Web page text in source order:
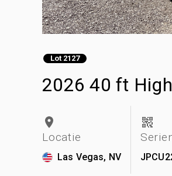
Lot 2127
2026 40 ft
Locatie
Las Vegas, NV